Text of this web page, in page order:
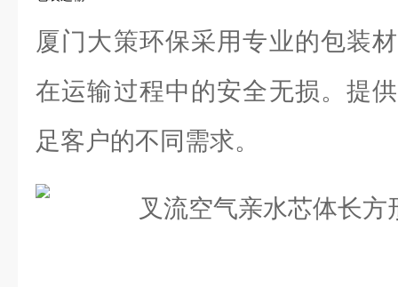
厦门大策环保采用专业的包装
在运输过程中的安全无损。提
足客户的不同需求。